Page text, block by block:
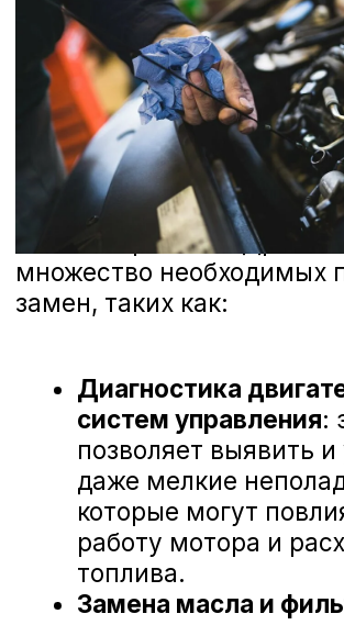
только положительные впечатления.
Наши специалисты проходят регулярное
обучение и используют последние
технологии для диагностики и ремонта
вашего автомобиля. Мы ценим каждое
ваше мнение и готовы рассмотреть
любые предложения, чтобы сделать наш
сервис еще лучше. Ниже вы можете
ознакомиться с отзывами наших
клиентов, которые уже оценили высокий
уровень профессионализма наших
мастеров и качество обслуживания в А-
Драйв Honda.